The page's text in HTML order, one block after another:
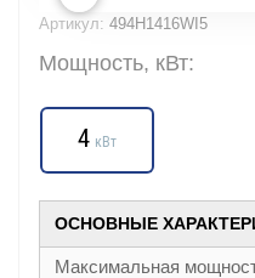
Артикул: 494H1416WI5
Мощность, кВт:
4 кВт
ОСНОВНЫЕ
Максимальная